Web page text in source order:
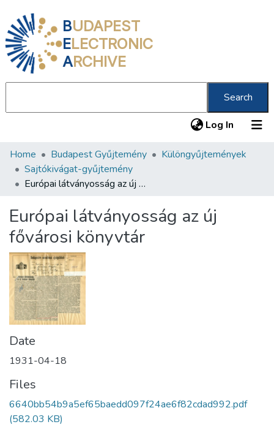
BUDAPEST
ELECTRONIC
ARCHIVE
Search
Log In (current)
Communities & Collections
All of DSpace
About us
Home Budapest Gyűjtemény
Különgyűjtemények
Sajtókivágat-gyűjtemény
Európai látványosság az új fővárosi könyvtár
Európai látványosság az új
fővárosi könyvtár
Date
1931-04-18
Files
6640bb54b9a5ef65baedd097f24ae6f82cdad992.pdf
(582.03 KB)